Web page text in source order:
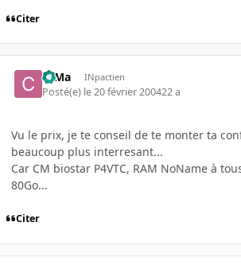
Citer
c0Ma INpactien
Posté(e) le 20 février 200422 a
Vu le prix, je te conseil de te monter ta
beaucoup plus interresant...
Car CM biostar P4VTC, RAM NoName à
80Go...
Citer